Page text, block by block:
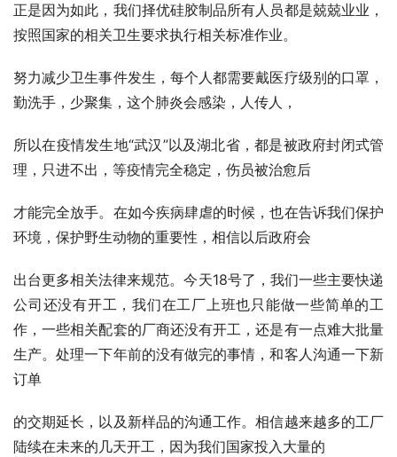
正是因为如此，我们择优硅胶制品所有人员都是兢兢业业，
按照国家的相关卫生要求执行相关标准作业。
努力减少卫生事件发生，每个人都需要戴医疗级别的口罩，
勤洗手，少聚集，这个肺炎会感染，人传人，
所以在疫情发生地“武汉”以及湖北省，都是被政府封闭式管
理，只进不出，等疫情完全稳定，伤员被治愈后
才能完全放手。在如今疾病肆虐的时候，也在告诉我们保护
环境，保护野生动物的重要性，相信以后政府会
出台更多相关法律来规范。今天18号了，我们一些主要快递
公司还没有开工，我们在工厂上班也只能做一些简单的工
作，一些相关配套的厂商还没有开工，还是有一点难大批量
生产。处理一下年前的没有做完的事情，和客人沟通一下新
订单
的交期延长，以及新样品的沟通工作。相信越来越多的工厂
陆续在未来的几天开工，因为我们国家投入大量的